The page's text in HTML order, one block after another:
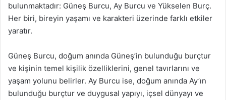
bulunmaktadır: Güneş Burcu, Ay Burcu ve Yükselen Burç.
Her biri, bireyin yaşamı ve karakteri üzerinde farklı etkiler
yaratır.
Güneş Burcu, doğum anında Güneş’in bulunduğu burçtur
ve kişinin temel kişilik özelliklerini, genel tavırlarını ve
yaşam yolunu belirler. Ay Burcu ise, doğum anında Ay’ın
bulunduğu burçtur ve duygusal yapıyı, içsel dünyayı ve